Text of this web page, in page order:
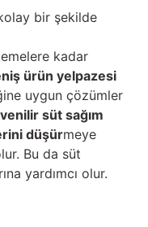
bir şekilde
kadar
ürün yelpazesi
uygun çözümler
süt sağım
düşürmeye
Bu da süt
yardımcı olur.